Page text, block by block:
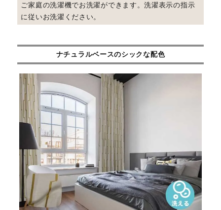
ご家庭の洗濯機でお洗濯ができます。洗濯表示の指示
に従いお洗濯ください。
ナチュラルベースのシックな配色